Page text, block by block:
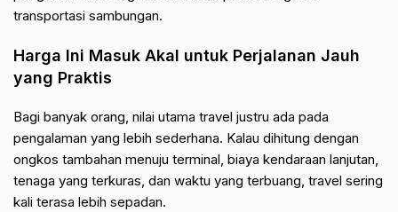
transportasi sambungan.
Harga Ini Masuk Akal untuk Perjalanan Jauh
yang Praktis
Bagi banyak orang, nilai utama travel justru ada pada
pengalaman yang lebih sederhana. Kalau dihitung dengan
ongkos tambahan menuju terminal, biaya kendaraan lanjutan,
tenaga yang terkuras, dan waktu yang terbuang, travel sering
kali terasa lebih sepadan.